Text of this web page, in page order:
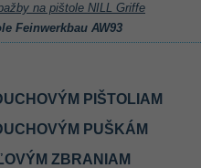
na pištole NILL Griffe
Feinwerkbau AW93
PIŠTOLIAM
PUŠKÁM
ZBRANIAM